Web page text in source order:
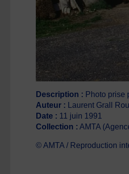
Description : Photo prise
Auteur : Laurent Grall
Date : 11 juin 1991
Collection : AMTA
© AMTA / Reproduction